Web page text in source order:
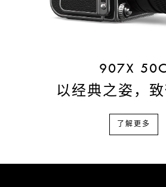
907X 50C
以经典之姿，
了解更多